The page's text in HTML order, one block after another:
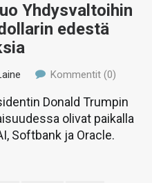
Yhdysvaltoihin
edestä
Kommentit (0)
Donald Trumpin
olivat paikalla
Softbank ja Oracle.